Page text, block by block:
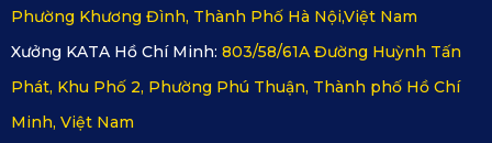
Phường Khương Đình, Thành Phố Hà Nội,Việt Nam
Xưởng KATA Hồ Chí Minh: 803/58/61A Đường Huỳnh Tấn
Phát, Khu Phố 2, Phường Phú Thuận, Thành phố Hồ Chí
Minh, Việt Nam